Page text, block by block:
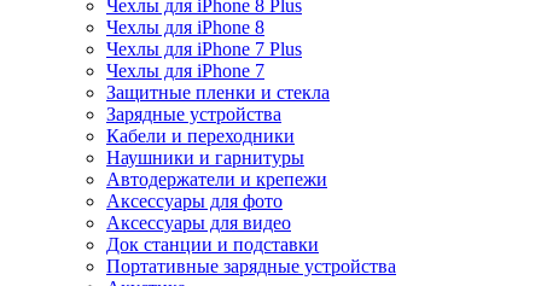
Чехлы для iPhone 8 Plus
Чехлы для iPhone 8
Чехлы для iPhone 7 Plus
Чехлы для iPhone 7
Защитные пленки и стекла
Зарядные устройства
Кабели и переходники
Наушники и гарнитуры
Автодержатели и крепежи
Аксессуары для фото
Аксессуары для видео
Док станции и подставки
Портативные зарядные устройства